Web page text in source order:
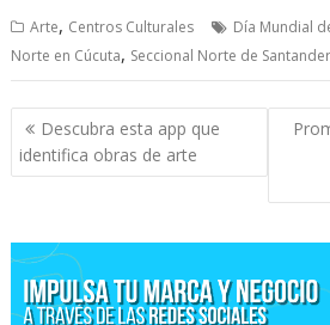
Arte, Centros Culturales Día Mundial
Norte en Cúcuta, Seccional Norte de Santander
Navegación
de
entradas
Descubra esta app que
identifica obras de arte